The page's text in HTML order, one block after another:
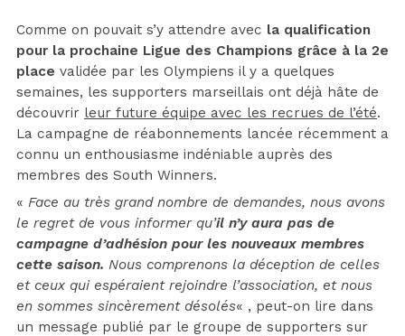
Comme on pouvait s’y attendre avec la qualification
pour la prochaine Ligue des Champions grâce à la 2e
place validée par les Olympiens il y a quelques
semaines, les supporters marseillais ont déjà hâte de
découvrir leur future équipe avec les recrues de l’été.
La campagne de réabonnements lancée récemment a
connu un enthousiasme indéniable auprès des
membres des South Winners.
« Face au très grand nombre de demandes, nous avons
le regret de vous informer qu’il n’y aura pas de
campagne d’adhésion pour les nouveaux membres
cette saison. Nous comprenons la déception de celles
et ceux qui espéraient rejoindre l’association, et nous
en sommes sincèrement désolés« , peut-on lire dans
un message publié par le groupe de supporters sur